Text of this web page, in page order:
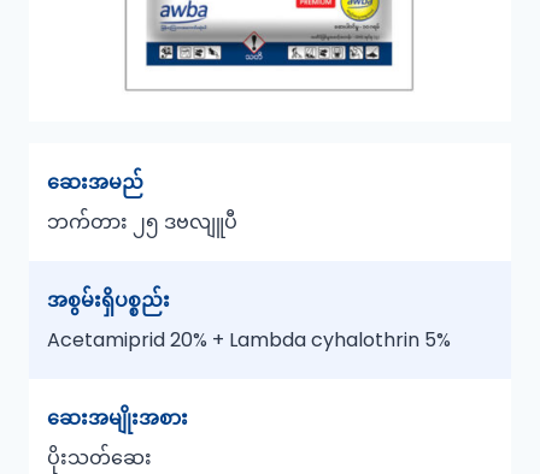
ဆေးအမည်
ဘက်တား ၂၅ ဒဗလျူပီ
အစွမ်းရှိပစ္စည်း
Acetamiprid 20% + Lambda cyhalothrin 5%
ဆေးအမျိုးအစား
ပိုးသတ်ဆေး